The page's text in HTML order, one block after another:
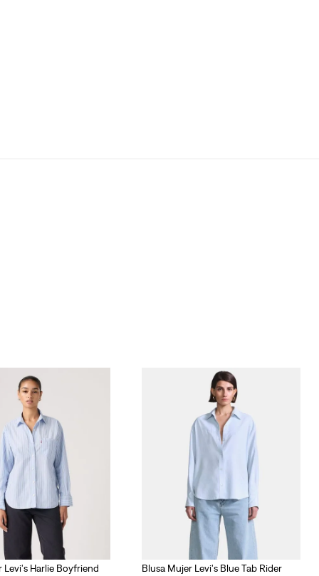
Levi's Harlie Boyfriend
Blusa Mujer Levi's Blue Tab Rider